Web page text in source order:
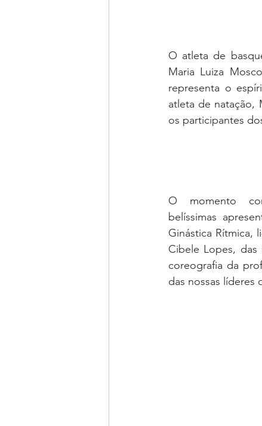
O atleta de
Maria Luiza
representa o
atleta de natação,
os participantes
O momento
belíssimas
Ginástica Rítmica,
Cibele Lopes, das
coreografia da
das nossas líderes